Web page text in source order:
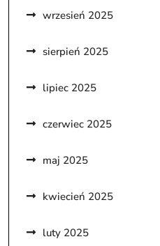
wrzesień 2025
sierpień 2025
lipiec 2025
czerwiec 2025
maj 2025
kwiecień 2025
luty 2025